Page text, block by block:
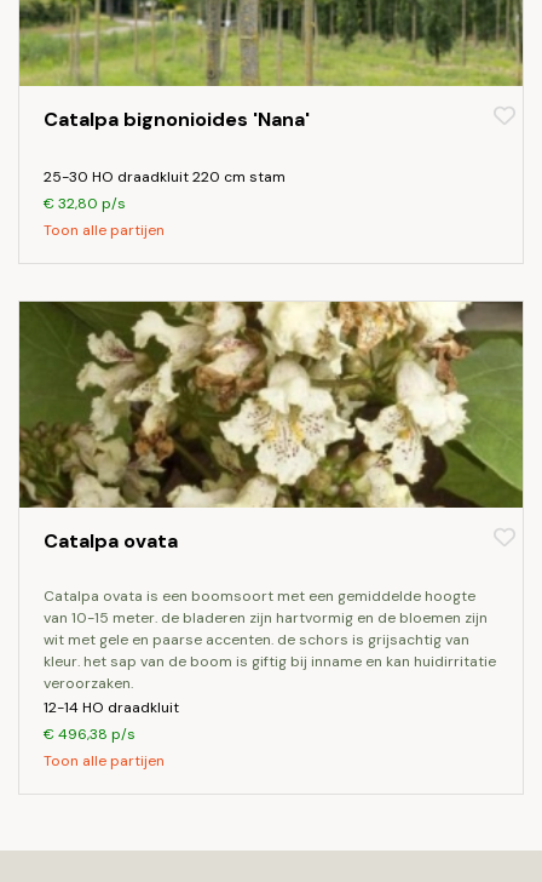
Catalpa bignonioides 'Nana'
25-30 HO draadkluit 220 cm stam
€ 32,80 p/s
Toon alle partijen
Catalpa ovata
catalpa ovata is een boomsoort met een gemiddelde hoogte
van 10-15 meter. de bladeren zijn hartvormig en de bloemen zijn
wit met gele en paarse accenten. de schors is grijsachtig van
kleur. het sap van de boom is giftig bij inname en kan huidirritatie
veroorzaken.
12-14 HO draadkluit
€ 496,38 p/s
Toon alle partijen